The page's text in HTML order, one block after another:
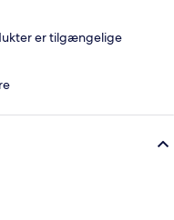
er tilgængelige